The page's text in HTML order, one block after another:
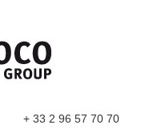
+ 33 2 96 57 70 70